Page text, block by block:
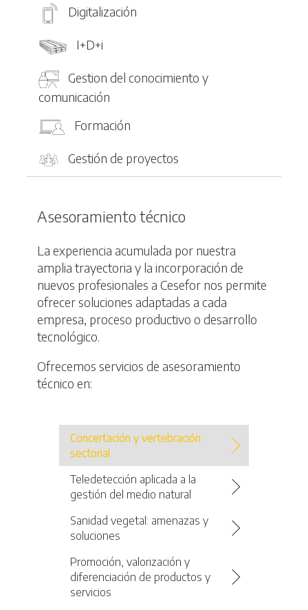
Digitalización
I+D+i
Gestion del conocimiento y
comunicación
Formación
Gestión de proyectos
Asesoramiento técnico
La experiencia acumulada por nuestra
amplia trayectoria y la incorporación de
nuevos profesionales a Cesefor nos permite
ofrecer soluciones adaptadas a cada
empresa, proceso productivo o desarrollo
tecnológico.
Ofrecemos servicios de asesoramiento
técnico en:
Concertación y vertebración
sectorial
Teledetección aplicada a la
gestión del medio natural
Sanidad vegetal: amenazas y
soluciones
Promoción, valorización y
diferenciación de productos y
servicios